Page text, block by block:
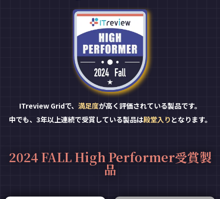
ITreview Gridで、 満足度が高く評価されている製品です。
中でも、3年以上連続で受賞している製品は殿堂入り となります。
2024 FALL High Performer受賞製
品